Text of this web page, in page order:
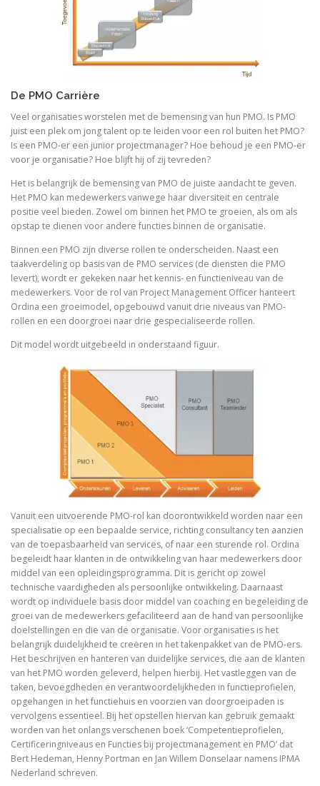
De PMO Carrière
Veel organisaties worstelen met de bemensing van hun PMO. Is PMO
juist een plek om jong talent op te leiden voor een rol buiten het PMO?
Is een PMO-er een junior projectmanager? Hoe behoud je een PMO-er
voor je organisatie? Hoe blijft hij of zij tevreden?
Het is belangrijk de bemensing van PMO de juiste aandacht te geven.
Het PMO kan medewerkers vanwege haar diversiteit en centrale
positie veel bieden. Zowel om binnen het PMO te groeien, als om als
opstap te dienen voor andere functies binnen de organisatie.
Binnen een PMO zijn diverse rollen te onderscheiden. Naast een
taakverdeling op basis van de PMO services (de diensten die PMO
levert), wordt er gekeken naar het kennis- en functieniveau van de
medewerkers. Voor de rol van Project Management Officer hanteert
Ordina een groeimodel, opgebouwd vanuit drie niveaus van PMO-
rollen en een doorgroei naar drie gespecialiseerde rollen.
Dit model wordt uitgebeeld in onderstaand figuur.
Vanuit een uitvoerende PMO-rol kan doorontwikkeld worden naar een
specialisatie op een bepaalde service, richting consultancy ten aanzien
van de toepasbaarheid van services, of naar een sturende rol. Ordina
begeleidt haar klanten in de ontwikkeling van haar medewerkers door
middel van een opleidingsprogramma. Dit is gericht op zowel
technische vaardigheden als persoonlijke ontwikkeling. Daarnaast
wordt op individuele basis door middel van coaching en begeleiding de
groei van de medewerkers gefaciliteerd aan de hand van persoonlijke
doelstellingen en die van de organisatie. Voor organisaties is het
belangrijk duidelijkheid te creëren in het takenpakket van de PMO-ers.
Het beschrijven en hanteren van duidelijke services, die aan de klanten
van het PMO worden geleverd, helpen hierbij. Het vastleggen van de
taken, bevoegdheden en verantwoordelijkheden in functieprofielen,
opgehangen in het functiehuis en voorzien van doorgroeipaden is
vervolgens essentieel. Bij het opstellen hiervan kan gebruik gemaakt
worden van het onlangs verschenen boek ‘Competentieprofielen,
Certificeringniveaus en Functies bij projectmanagement en PMO’ dat
Bert Hedeman, Henny Portman en Jan Willem Donselaar namens IPMA
Nederland schreven.